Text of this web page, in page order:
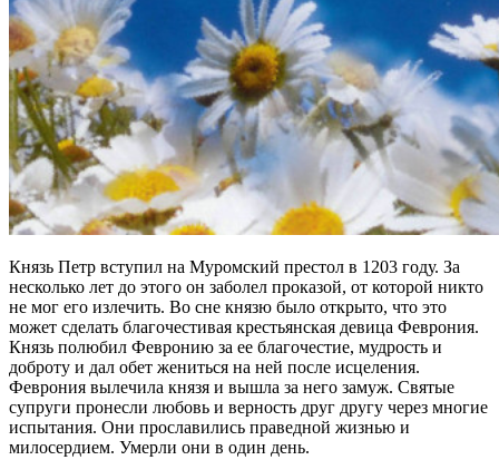
Князь Петр вступил на Муромский престол в 1203 году. За
несколько лет до этого он заболел проказой, от которой никто
не мог его излечить. Во сне князю было открыто, что это
может сделать благочестивая крестьянская девица Феврония.
Князь полюбил Февронию за ее благочестие, мудрость и
доброту и дал обет жениться на ней после исцеления.
Феврония вылечила князя и вышла за него замуж. Святые
супруги пронесли любовь и верность друг другу через многие
испытания. Они прославились праведной жизнью и
милосердием. Умерли они в один день.